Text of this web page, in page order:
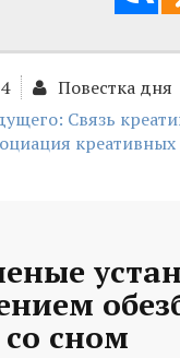
Повестка дня
Связь
сном